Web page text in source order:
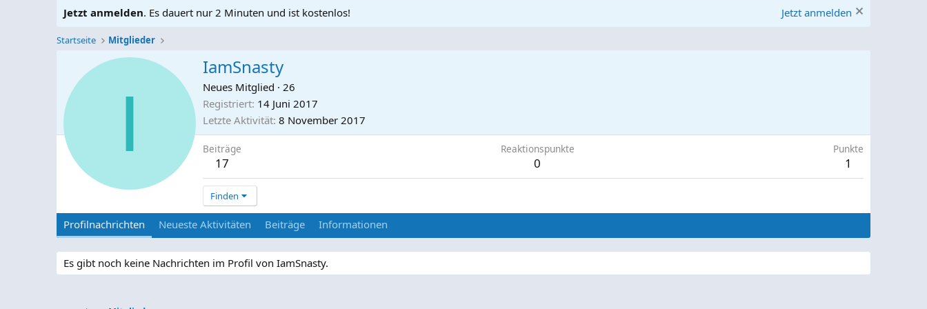
Jetzt anmelden. Es dauert nur 2 Minuten und ist kostenlos! Jetzt anmelden
Startseite Mitglieder
I
IamSnasty
Neues Mitglied · 26
Registriert 14 Juni 2017
Letzte Aktivität 8 November 2017
Beiträge
17
Reaktionspunkte
0
Punkte
1
Finden
Profilnachrichten Neueste Aktivitäten Beiträge Informationen
Es gibt noch keine Nachrichten im Profil von IamSnasty.